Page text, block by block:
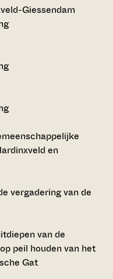
Giessendam
en
vergadering van de
van de
peil houden van het
Gat